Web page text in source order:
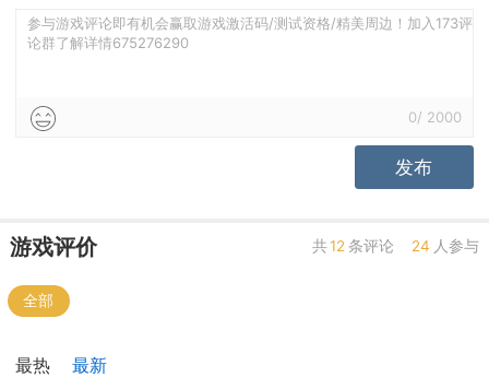
参与游戏评论即有机会赢取游戏激活码/测试资格/精美周边！加入173评
论群了解详情675276290
0/ 2000
发布
游戏评价 共12 条评论 24 人参与
全部
最热 最新